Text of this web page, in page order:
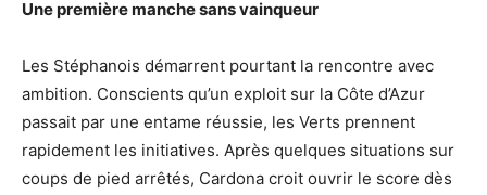
Une première manche sans vainqueur
Les Stéphanois démarrent pourtant la rencontre avec
ambition. Conscients qu’un exploit sur la Côte d’Azur
passait par une entame réussie, les Verts prennent
rapidement les initiatives. Après quelques situations sur
coups de pied arrêtés, Cardona croit ouvrir le score dès